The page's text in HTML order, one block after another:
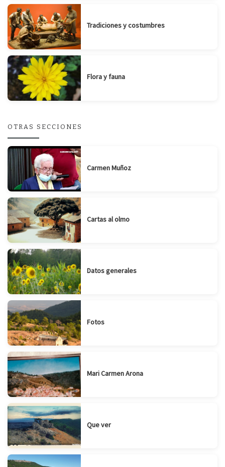
Tradiciones y costumbres
Flora y fauna
OTRAS SECCIONES
Carmen Muñoz
Cartas al olmo
Datos generales
Fotos
Mari Carmen Arona
Que ver